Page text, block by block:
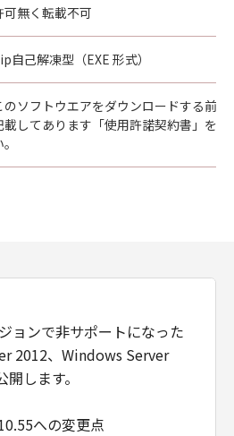
可無く転載不可
自己解凍型（EXE 形式）
のソフトウエアをダウンロードする前
載してあります「使用許諾契約書」を
ョンで非サポートになった
2012、Windows Server
します。
への変更点